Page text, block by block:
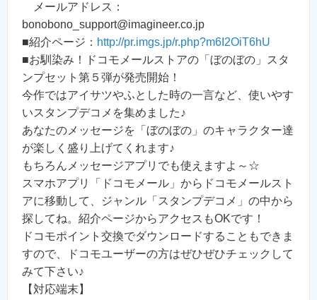
メールアドレス：
bonobono_support@imagineer.co.jp
■紹介ページ： http://pr.imgs.jp/r.php?m6I2OiT6hU
■お馴染み！ドコモメールストアの「ぼのぼの」スタ
ンプセット第５弾が発売開始！
今作ではアイサツやふとした時の一言など、使いやす
いスタンプデコメを集めました♪
あなたのメッセージを「ぼのぼの」のキャラクター達
が楽しく盛り上げてくれます♪
もちろんメッセージアプリでも使えますよ～☆
スマホアプリ「ドコモメール」からドコモメールスト
アに移動して、ジャンル「スタンプデコメ」の中から
探してね。紹介ページからアクセスもOKです！
ドコモポイント交換でダウンロードすることもできま
すので、ドコモユーザーの方はぜひぜひチェックして
みて下さい♪
【対応端末】